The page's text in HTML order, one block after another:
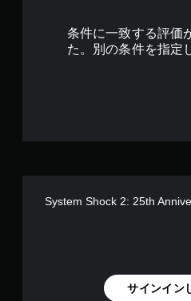
条件に一致する評価
た。別の条件を指定
System Shock 2: 25th
サインイン